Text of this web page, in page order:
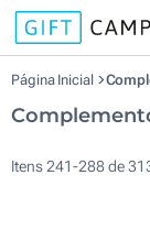
Página Inicial
Itens241-288de